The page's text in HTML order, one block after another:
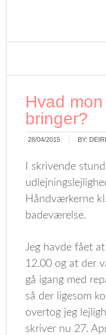
Hvad
bringer?
28/04/2015 BY:
I skrivende
Håndværkerne
badeværelse.
Jeg havde fået
12.00 og at der
gå igang med
så der ligesom
overtog jeg
skriver nu 27.